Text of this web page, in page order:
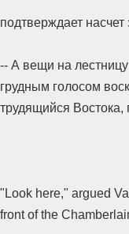
подтверждает насчет
-- А вещи на
грудным голосом
трудящийся
"Look here," argued
front of the